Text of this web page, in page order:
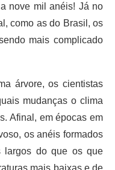
nove mil anéis! Já no
como as do Brasil, os
mais complicado
árvore, os cientistas
mudanças o clima
Afinal, em épocas em
os anéis formados
largos do que os que
mais baixas e de